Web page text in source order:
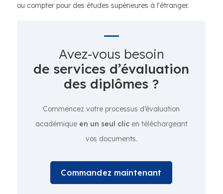
ou compter pour des études supérieures à l'étranger.
Avez-vous besoin
de services d’évaluation
des diplômes ?
Commencez votre processus d’évaluation
académiqueen un seul clicen téléchargeant
vos documents.
Commandez maintenant